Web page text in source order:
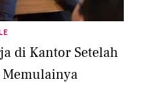
di Kantor Setelah